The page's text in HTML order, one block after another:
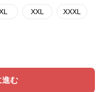
XXL XXXL
進む